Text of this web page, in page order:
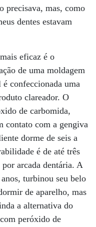
precisava, mas, como
dentes estavam
eficaz é o
de uma moldagem
é confeccionada uma
clareador. O
de carbomida,
contato com a gengiva
dorme de seis a
é de até três
arcada dentária. A
turbinou seu belo
de aparelho, mas
a alternativa do
peróxido de